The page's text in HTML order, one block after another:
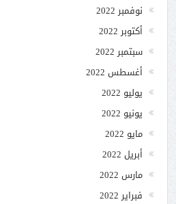
نوفمبر 2022
أكتوبر 2022
سبتمبر 2022
أغسطس 2022
يوليو 2022
يونيو 2022
مايو 2022
أبريل 2022
مارس 2022
فبراير 2022